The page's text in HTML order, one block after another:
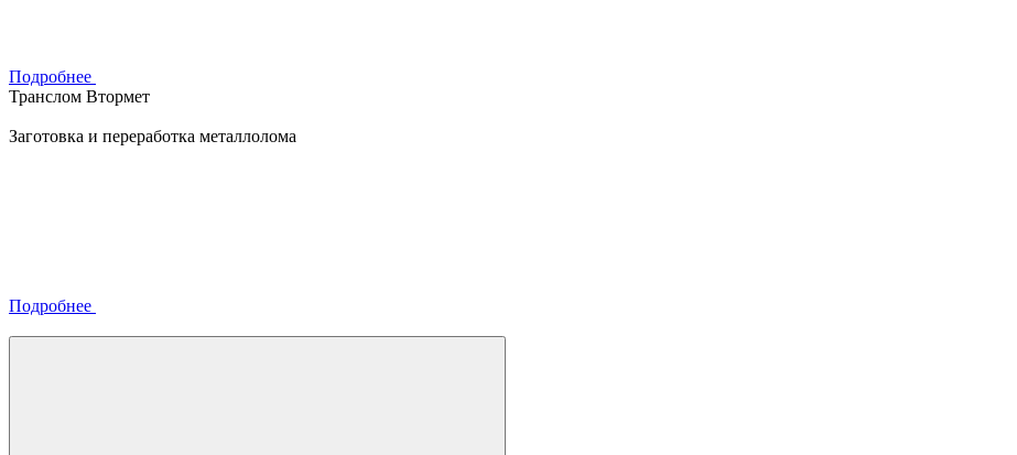
Подробнее
Транслом Втормет
Заготовка и переработка металлолома
Подробнее